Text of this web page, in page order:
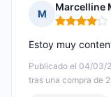
M
Marcelline
Nota: 4 de 5
Publicado el 04/03/
tras una compra de
Estoy muy